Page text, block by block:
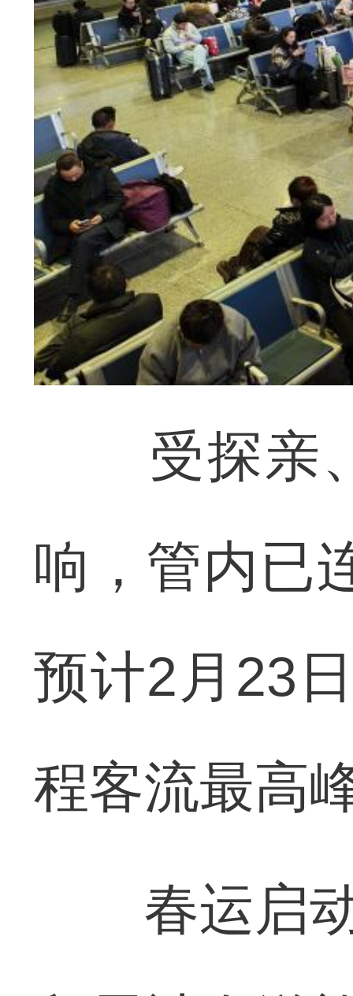
受探亲、
响，管内已
预计2月23
程客流最高
春运启动